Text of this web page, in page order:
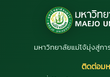
มหาวิทยาลัยแม่โจ้มุ่งสู่กา
ติดต่อม